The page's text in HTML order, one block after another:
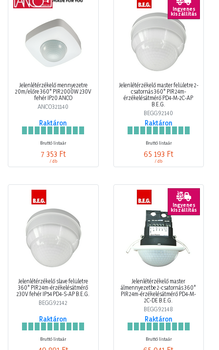
Jelenlétérzékelő mennyezetre
20m/előre 360° PIR 2000W 230V
fehér IP20 ANCO
ANCO321140
Raktáron
Bruttó listaár
7 353 Ft
/ db
Ingyenes
kiszállítás
Jelenlétérzékelő master felületre 2-
csatornás 360° PIR 24m-
érzékelésátmérő PD4-M-2C-AP
B.E.G.
BEGG92140
Raktáron
Bruttó listaár
65 193 Ft
/ db
Jelenlétérzékelő slave felületre
360° PIR 24m-érzékelésátmérő
230V fehér IP54 PD4-S-AP B.E.G.
BEGG92142
Raktáron
Bruttó listaár
Ingyenes
kiszállítás
Jelenlétérzékelő master
álmennyezetbe 2-csatornás 360°
PIR 24m-érzékelésátmérő PD4-M-
2C-DE B.E.G.
BEGG92148
Raktáron
Bruttó listaár